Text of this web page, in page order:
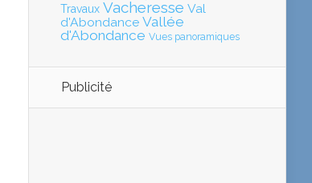
Travaux Vacheresse Val
d'Abondance Vallée
d'Abondance Vues panoramiques
Publicité